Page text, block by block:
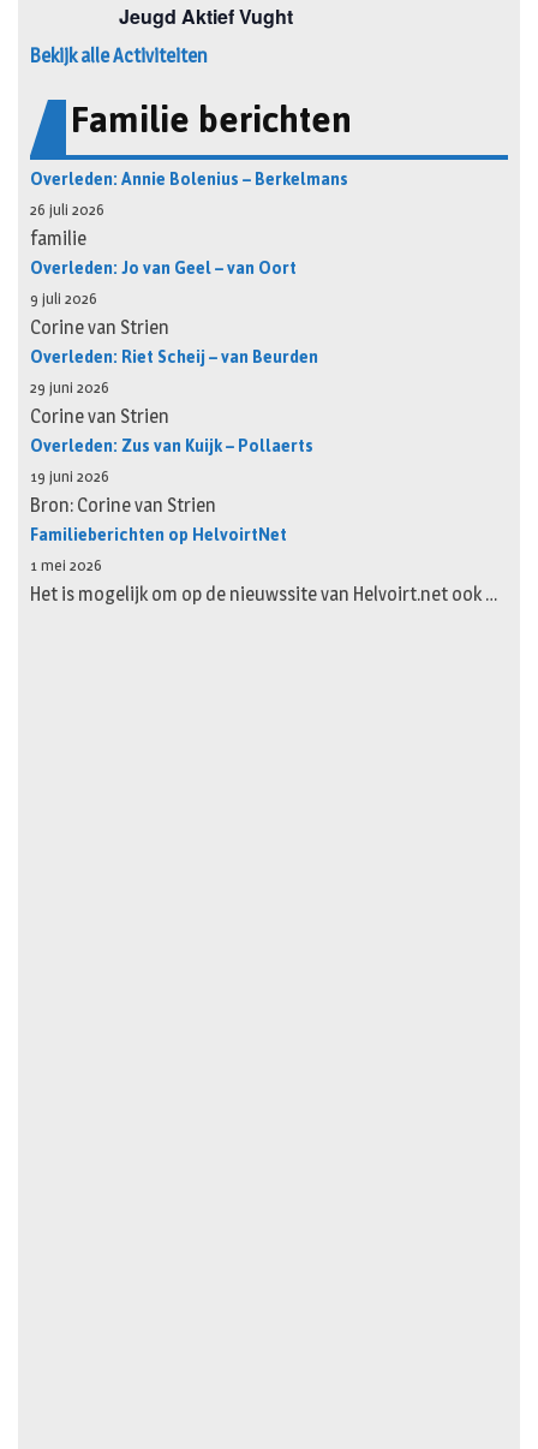
Bekijk alle Activiteiten
Familie berichten
Overleden: Annie Bolenius – Berkelmans
26 juli 2026
familie
Overleden: Jo van Geel – van Oort
9 juli 2026
Corine van Strien
Overleden: Riet Scheij – van Beurden
29 juni 2026
Corine van Strien
Overleden: Zus van Kuijk – Pollaerts
19 juni 2026
Bron: Corine van Strien
Familieberichten op HelvoirtNet
1 mei 2026
Het is mogelijk om op de nieuwssite van Helvoirt.net ook …